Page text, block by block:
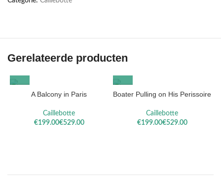
Gerelateerde producten
A Balcony in Paris
Caillebotte
€
€
Boater Pulling on His Perissoire
Caillebotte
€
€